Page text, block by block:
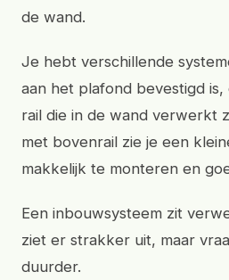
de wand.
Je hebt verschillende
aan het plafond bevestigd
rail die in de wand verwerkt
met bovenrail zie je een
makkelijk te monteren en
Een inbouwsysteem zit
ziet er strakker uit, maar
duurder.